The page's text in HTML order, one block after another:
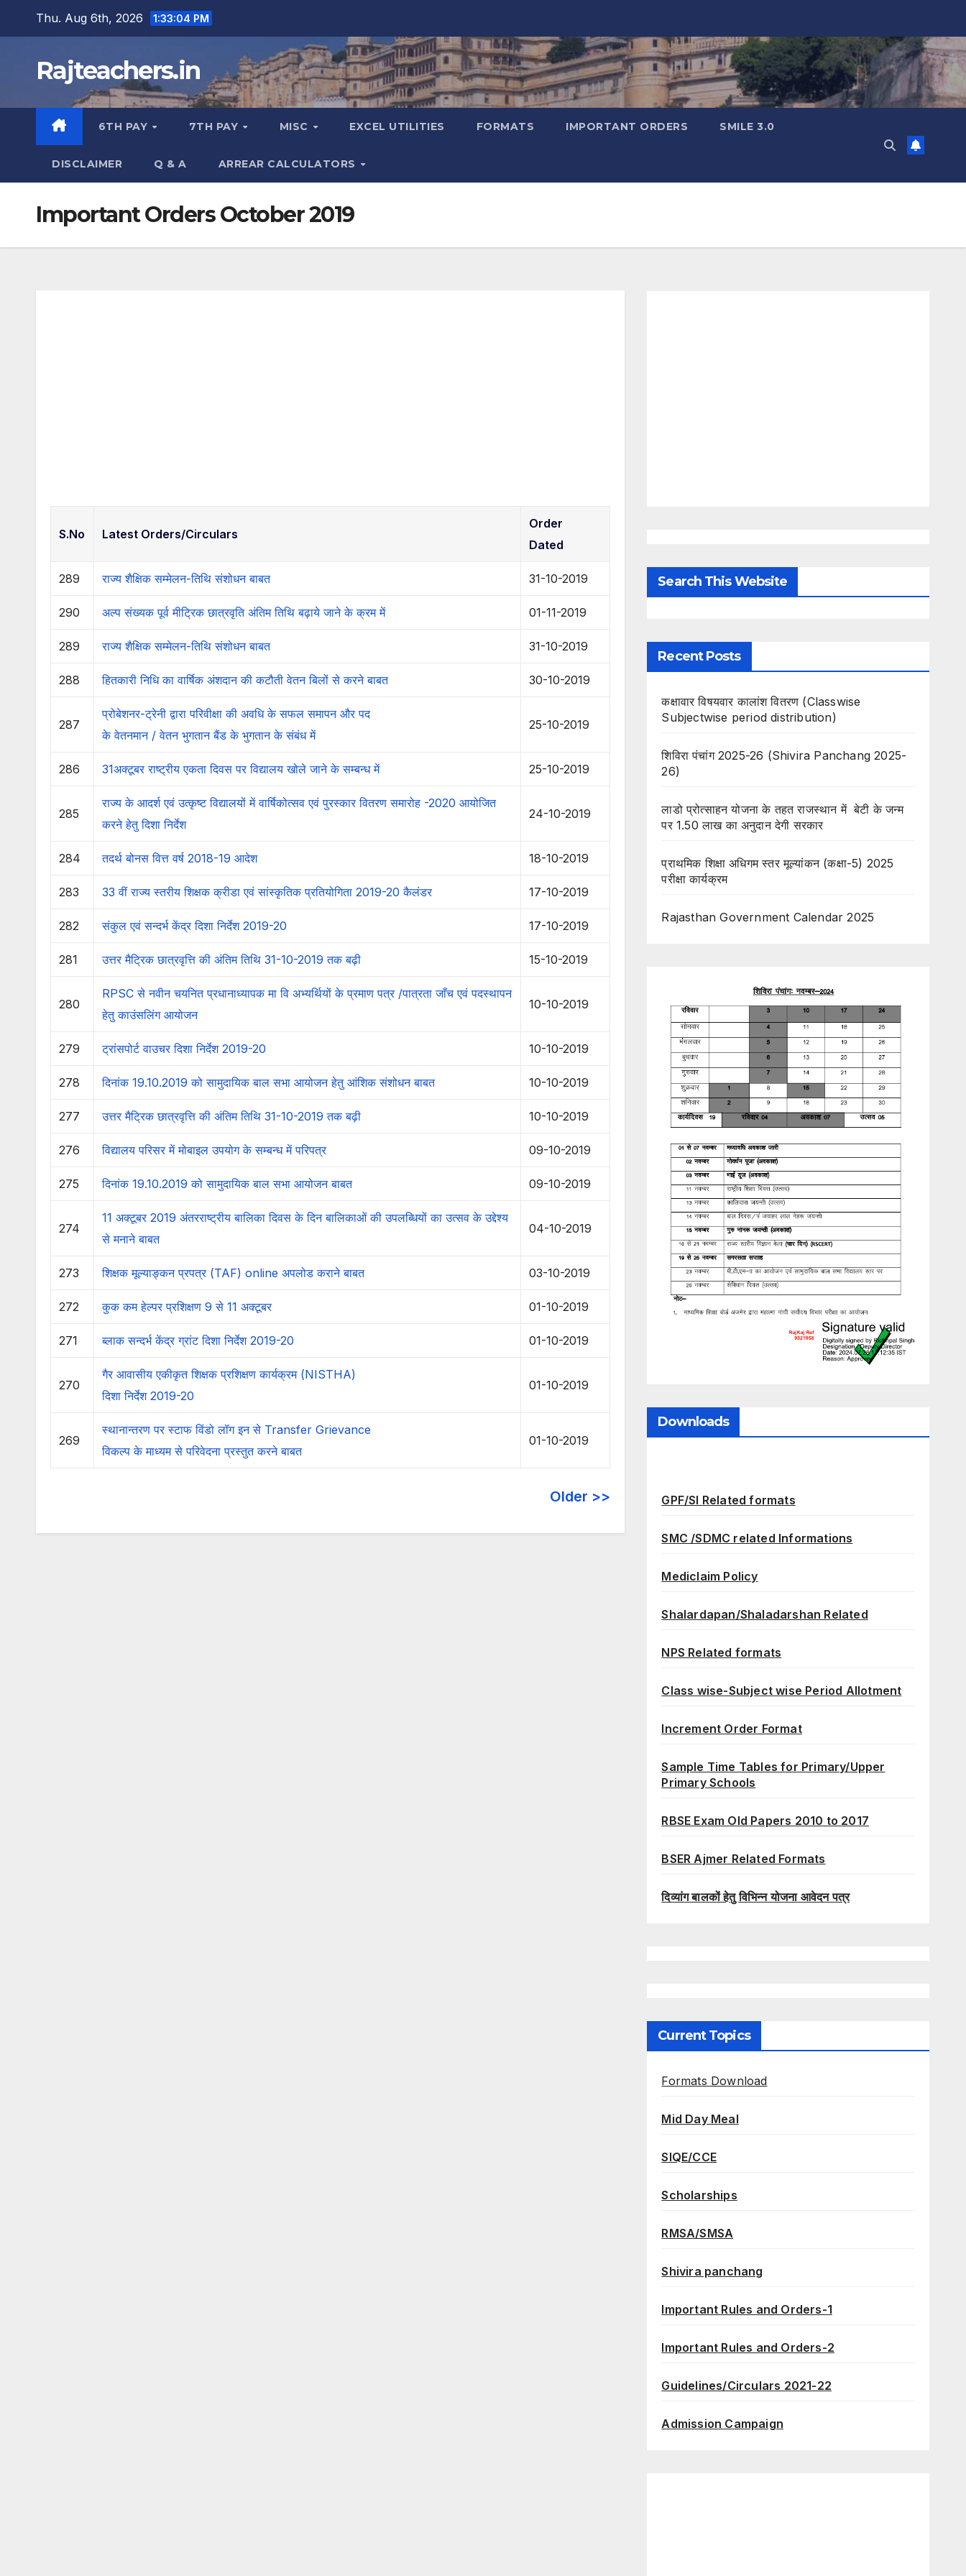
Thu. Aug 6th, 2026 1:33:05 PM
Rajteachers.in
6TH PAY 7TH PAY MISC EXCEL UTILITIES FORMATS IMPORTANT ORDERS SMILE 3.0
DISCLAIMER Q & A ARREAR CALCULATORS
Important Orders October 2019
S.No Latest Orders/Circulars
Order
Dated
289 राज्य शैक्षिक सम्मेलन-तिथि संशोधन बाबत 31-10-2019
290 अल्प संख्यक पूर्व मीट्रिक छात्रवृति अंतिम तिथि बढ़ाये जाने के क्रम में 01-11-2019
289 राज्य शैक्षिक सम्मेलन-तिथि संशोधन बाबत 31-10-2019
288 हितकारी निधि का वार्षिक अंशदान की कटौती वेतन बिलों से करने बाबत 30-10-2019
287
प्रोबेशनर-ट्रेनी द्वारा परिवीक्षा की अवधि के सफल समापन और पद
के वेतनमान / वेतन भुगतान बैंड के भुगतान के संबंध में
25-10-2019
286 31अक्टूबर राष्ट्रीय एकता दिवस पर विद्यालय खोले जाने केसम्बन्ध में 25-10-2019
285
राज्य के आदर्श एवं उत्कृष्ट विद्यालयों में वार्षिकोत्सव एवं पुरस्कार वितरण समारोह -2020 आयोजित
करने हेतु दिशा निर्देश
24-10-2019
284 तदर्थ बोनस वित्त वर्ष 2018-19 आदेश 18-10-2019
283 33 वीं राज्य स्तरीय शिक्षक क्रीडा एवं सांस्कृतिक प्रतियोगिता 2019-20 कैलंडर 17-10-2019
282 संकुल एवं सन्दर्भ केंद्र दिशा निर्देश 2019-20 17-10-2019
281 उत्तर मैट्रिक छात्रवृत्ति की अंतिम तिथि 31-10-2019 तक बढ़ी 15-10-2019
280
RPSC से नवीन चयनित प्रधानाध्यापक मा वि अभ्यर्थियों के प्रमाण पत्र /पात्रता जाँच एवं पदस्थापन
हेतु काउंसलिंग आयोजन
10-10-2019
279 ट्रांसपोर्ट वाउचर दिशा निर्देश 2019-20 10-10-2019
278 दिनांक 19.10.2019 को सामुदायिक बाल सभा आयोजन हेतु आंशिक संशोधन बाबत 10-10-2019
277 उत्तर मैट्रिक छात्रवृत्ति की अंतिम तिथि 31-10-2019 तक बढ़ी 10-10-2019
276 विद्यालय परिसर में मोबाइल उपयोग के सम्बन्ध में परिपत्र 09-10-2019
275 दिनांक 19.10.2019 को सामुदायिक बाल सभा आयोजन बाबत 09-10-2019
274
11 अक्टूबर 2019 अंतरराष्ट्रीय बालिका दिवस के दिन बालिकाओं की उपलब्धियों का उत्सव के उद्देश्य
से मनाने बाबत
04-10-2019
273 शिक्षक मूल्याङ्कन प्रपत्र (TAF) online अपलोड कराने बाबत 03-10-2019
272 कुक कम हेल्पर प्रशिक्षण 9 से 11 अक्टूबर 01-10-2019
271 ब्लाक सन्दर्भ केंद्र ग्रांट दिशा निर्देश 2019-20 01-10-2019
270
गैर आवासीय एकीकृत शिक्षक प्रशिक्षण कार्यक्रम (NISTHA)
दिशा निर्देश 2019-20
01-10-2019
269
स्थानान्तरण पर स्टाफ विंडो लॉग इन से Transfer Grievance
विकल्प के माध्यम से परिवेदना प्रस्तुत करने बाबत
01-10-2019
Older >>
Search This Website
Recent Posts
कक्षावार विषयवार कालांश वितरण (Classwise
Subjectwise period distribution)
शिविरा पंचांग 2025-26 (Shivira Panchang 2025-
26)
लाडो प्रोत्साहन योजना के तहत राजस्थान में बेटी के जन्म
पर 1.50 लाख का अनुदान देगी सरकार
प्राथमिक शिक्षा अधिगम स्तर मूल्यांकन (कक्षा-5) 2025
परीक्षा कार्यक्रम
Rajasthan Government Calendar 2025
Downloads
GPF/SI Related formats
SMC /SDMC related Informations
Mediclaim Policy
Shalardapan/Shaladarshan Related
NPS Related formats
Class wise-Subject wise Period Allotment
Increment Order Format
Sample Time Tables for Primary/Upper
Primary Schools
RBSE Exam Old Papers 2010 to 2017
BSER Ajmer Related Formats
दिव्यांग बालकों हेतु विभिन्न योजना आवेदन पत्र
Current Topics
Formats Download
Mid Day Meal
SIQE/CCE
Scholarships
RMSA/SMSA
Shivira panchang
Important Rules and Orders-1
Important Rules and Orders-2
Guidelines/Circulars 2021-22
Admission Campaign